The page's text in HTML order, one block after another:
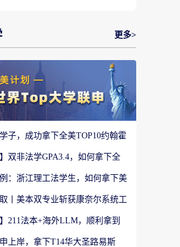
更多>
子，成功拿下全美TOP10约翰霍
双非法学GPA3.4，如何拿下全
：浙江理工法学生，如何拿下美
丨美本双专业斩获康奈尔系统工
211法本+海外LLM，顺利拿到
上岸，拿下T14华大圣路易斯